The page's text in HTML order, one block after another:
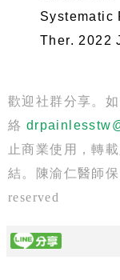
Systematic
Ther. 2022
歡迎社群分享。
絡
止商業使用，轉
結。陳渝仁醫師
reserved